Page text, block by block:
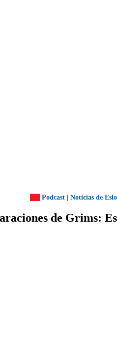
Podcast | Noticias de
de Grims: